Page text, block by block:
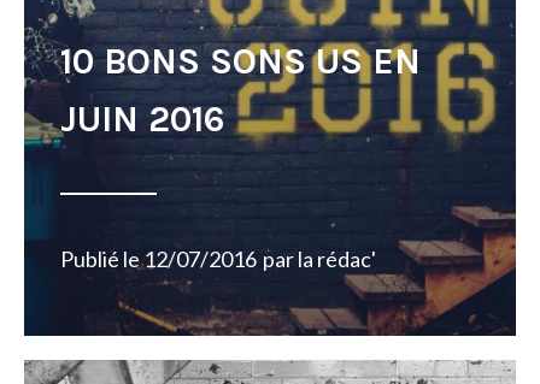
10 BONS SONS US EN
JUIN 2016
Publié le12/07/2016 parla rédac'